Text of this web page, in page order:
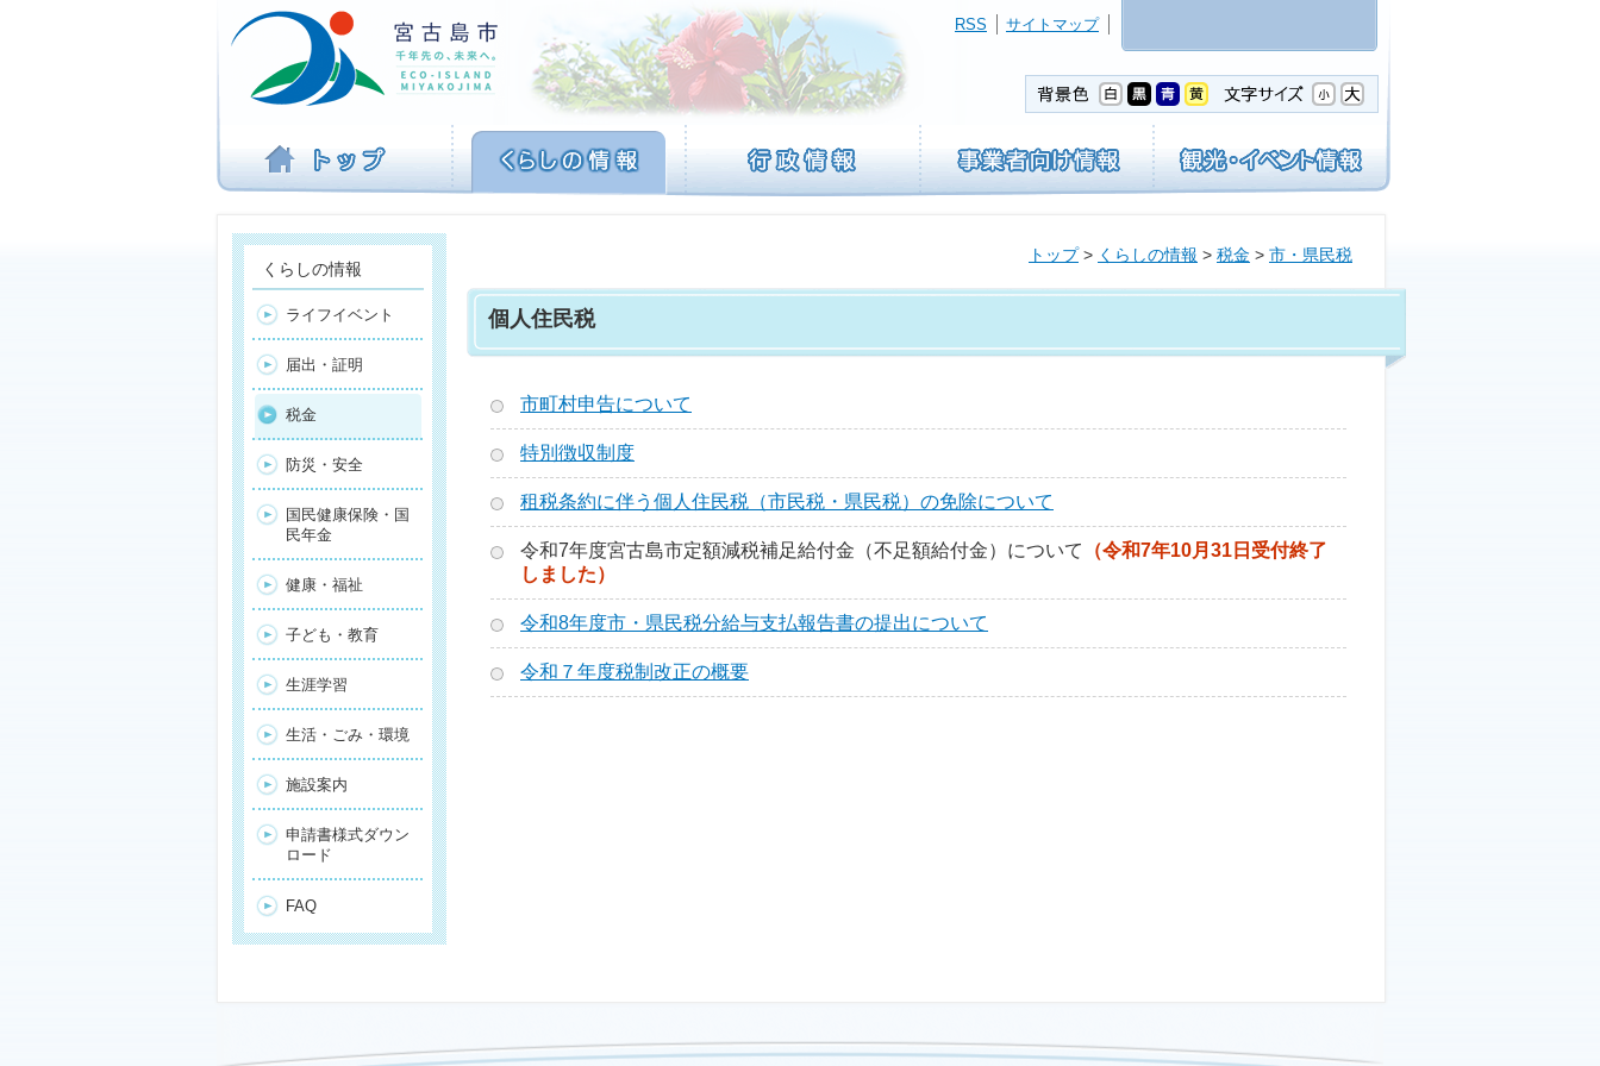
ビ
を
ば
す
サイトマップ
RSS
トップ> くらしの情報 > 税金 > 市・県民税
個人住民税
市町村申告について
特別徴収制度
租税条約に伴う個人住民税（市民税・県民税）の免除について
令和7年度宮古島市定額減税補足給付金（不足額給付金）について
（令和7年10月31日受付終了
しました）
令和8年度市・県民税分給与支払報告書の提出について
令和７年度税制改正の概要
くらしの情報
ライフイベント
届出・証明
税金
防災・安全
国民健康保険・国
民年金
健康・福祉
子ども・教育
生涯学習
生活・ごみ・環境
施設案内
申請書様式ダウン
ロード
FAQ